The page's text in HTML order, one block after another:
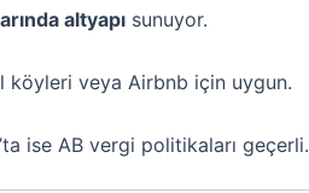
altyapı sunuyor.
köyleri veya Airbnb için uygun.
ise AB vergi politikaları geçerli.